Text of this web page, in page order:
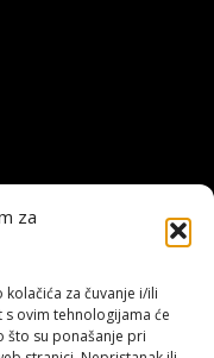
za
za čuvanje i/ili
ovim tehnologijama će
što su ponašanje pri